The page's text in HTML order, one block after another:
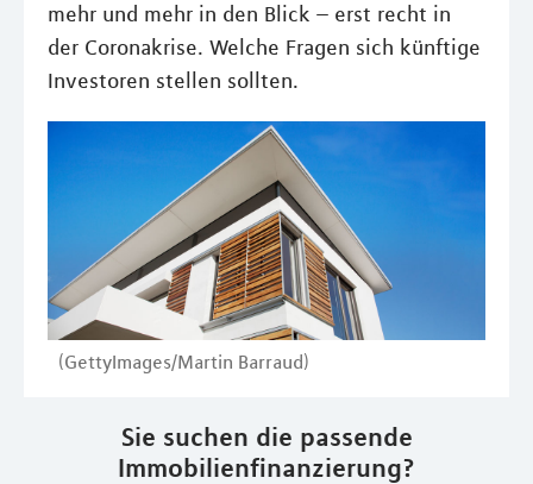
mehr und mehr in den Blick – erst recht in
der Coronakrise. Welche Fragen sich künftige
Investoren stellen sollten.
(GettyImages/Martin Barraud)
Sie suchen die passende
Immobilienfinanzierung?